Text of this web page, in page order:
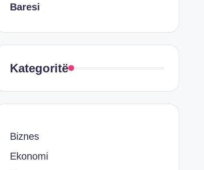
Baresi
Kategoritë
Biznes
Ekonomi